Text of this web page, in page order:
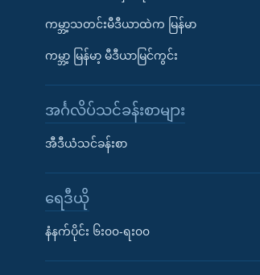
ကမ္ဘာ့သတင်းမီဒီယာထဲက မြန်မာ
ကမ္ဘာ့ မြန်မာ့ မီဒီယာမြင်ကွင်း
အင်္ဂလိပ်သင်ခန်းစာများ
အီဒီယံသင်ခန်းစာ
ရေဒီယို
နံနက်ပိုင်း ၆း၀၀-ရး၀၀